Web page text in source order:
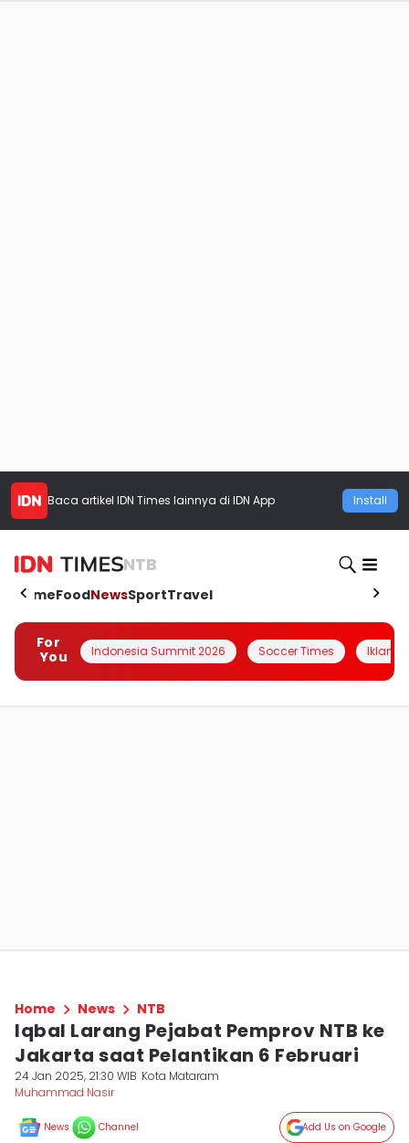
Baca artikel IDN Times lainnya di IDN App Install
NTB
HomeFoodNewsSportTravel
For
You
Indonesia Summit 2026 Soccer Times Iklanin
Home News NTB
Iqbal Larang Pejabat Pemprov NTB ke
Jakarta saat Pelantikan 6 Februari
24 Jan 2025, 21:30 WIB Kota Mataram
Muhammad Nasir
News Channel Add Us on Google